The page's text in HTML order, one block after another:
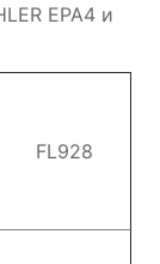
EPA4 и
FL928